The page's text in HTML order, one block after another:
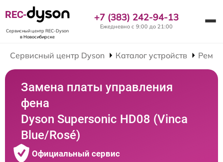
REC-
Сервисный центр REC-Dyson
в Новосибирске
+7 (383) 242-94-13
Ежедневно с 9:00 до 21:00
Сервисный центр Dyson Каталог устройств
Замена платы управления
фена
Dyson Supersonic HD08 (Vinca
Blue/Rosé)
Официальный сервис